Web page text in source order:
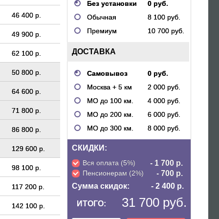
Без установки
0 руб.
Обычная
8 100 руб.
Премиум
10 700 руб.
ДОСТАВКА
Самовывоз
0 руб.
Москва + 5 км
2 000 руб.
МО до 100 км.
4 000 руб.
МО до 200 км.
6 000 руб.
МО до 300 км.
8 000 руб.
СКИДКИ:
Вся оплата (5%) - 1 700 р.
Пенсионерам (2%)
- 700 р.
Сумма скидок:
- 2 400 р.
ИТОГО: 31 700 руб.
46 400 р.
49 900 р.
62 100 р.
50 800 р.
64 600 р.
71 800 р.
86 800 р.
129 600 р.
98 100 р.
117 200 р.
142 100 р.